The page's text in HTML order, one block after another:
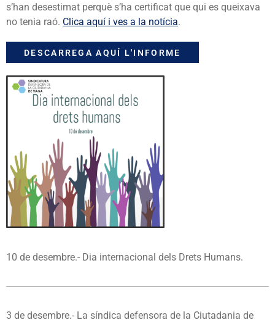
s’han desestimat perquè s’ha certificat que qui es queixava
no tenia raó. Clica aquí i ves a la notícia.
DESCARREGA AQUÍ L'INFORME
10 de desembre.- Dia internacional dels Drets Humans.
3 de desembre.- La síndica defensora de la Ciutadania de